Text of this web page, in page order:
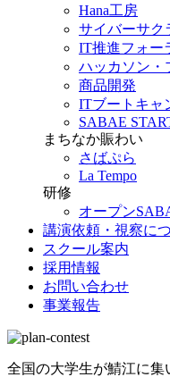
Hana工房
サイバーサク
IT推進フォー
ハッカソン・
商品開発
ITブートキャ
SABAE
まちなか賑わい
さばぷら
La Tempo
研修
オープン
講演依頼・視察に
スクール案内
採用情報
お問い合わせ
事業報告
全国の大学生が鯖江に集